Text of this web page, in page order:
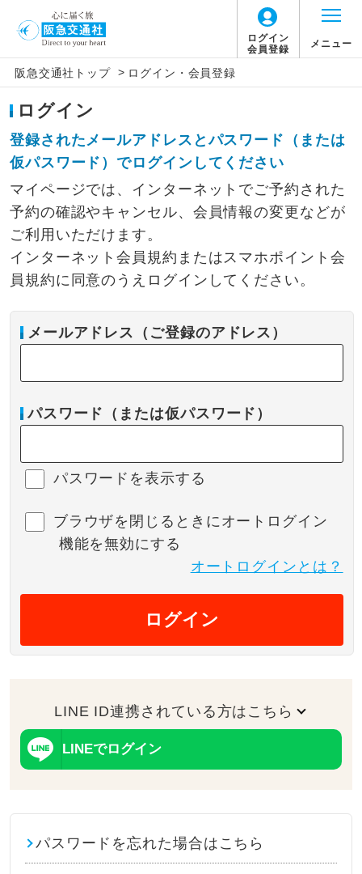
ログイン
会員登録
メニュー
阪急交通社トップ > ログイン・会員登録
ログイン
登録されたメールアドレスとパスワード（または
仮パスワード）でログインしてください
マイページでは、インターネットでご予約された
予約の確認やキャンセル、会員情報の変更などが
ご利用いただけます。
インターネット会員規約またはスマホポイント会
員規約に同意のうえログインしてください。
メールアドレス（ご登録のアドレス）
パスワード（または仮パスワード）
パスワードを表示する
ブラウザを閉じるときにオートログイン
機能を無効にする
オートログインとは？
ログイン
LINE ID連携されている方はこちら
LINEでログイン
パスワードを忘れた場合はこちら